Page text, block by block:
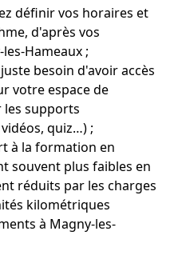
définir vos horaires et
d'après vos
Hameaux ;
besoin d'avoir accès
votre espace de
supports
quiz…) ;
à la formation en
souvent plus faibles en
réduits par les charges
kilométriques
à Magny-les-